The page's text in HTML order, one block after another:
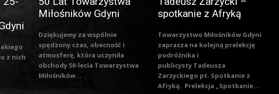
z nich
Miłośników Gdyni
Dziękujemy za wspólnie
spędzony czas, obecność i
atmosferę, która uczyniła
obchody 50-lecia Towarzystwa
Miłośników...
spotkanie z Afryką
Towarzystwo Miłośników Gdyni
zaprasza na kolejną prelekcję
podróżnika i
publicysty Tadeusza
Zarzyckiego pt. Spotkanie z
Afryką. Prelekcja „Spotkanie...